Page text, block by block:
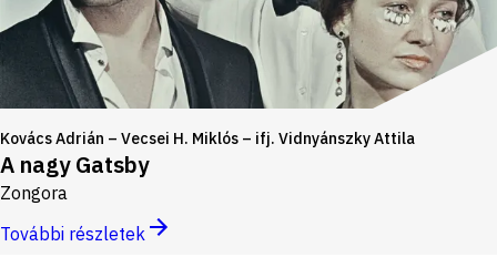
Kovács Adrián – Vecsei H. Miklós – ifj. Vidnyánszky Attila
A nagy Gatsby
Zongora
További részletek